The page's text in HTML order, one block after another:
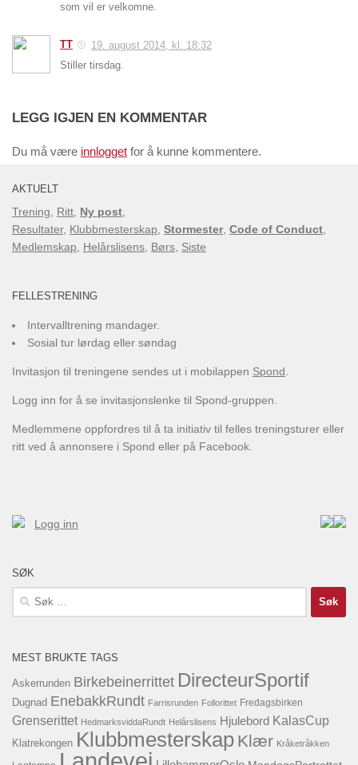
som vil er velkomne.
TT
19. august 2014, kl. 18:32
Stiller tirsdag.
LEGG IGJEN EN KOMMENTAR
Du må være innlogget for å kunne kommentere.
AKTUELT
Trening Ritt Ny post
Resultater, Klubbmesterskap Stormester, Code of Conduct
Medlemskap
Helårslisens Børs Siste
FELLESTRENING
Intervalltrening mandager.
Sosial tur lørdag eller søndag
Invitasjon til treningene sendes ut i mobilappen Spond.
Logg inn for å se invitasjonslenke til Spond-gruppen.
Medlemmene oppfordres til å ta initiativ til felles treningsturer eller
ritt ved å annonsere i Spond eller på Facebook.
Logg inn
SØK
Søk
MEST BRUKTE TAGS
Askerrunden Birkebeinerrittet DirecteurSportif
Dugnad EnebakkRundt Farrisrunden Follorittet Fredagsbirken
Grenserittet HedmarksviddaRundt Helårslisens Hjulebord KalasCup
Klatrekongen Klubbmesterskap Klær Kråketråkken